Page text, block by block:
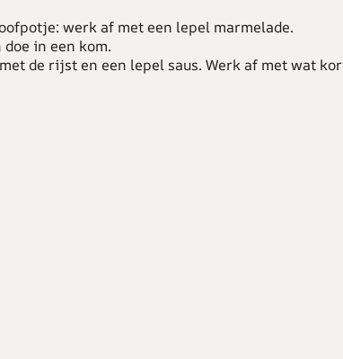
werk af met een lepel marmelade.
in een kom.
de rijst en een lepel saus. Werk af met wat